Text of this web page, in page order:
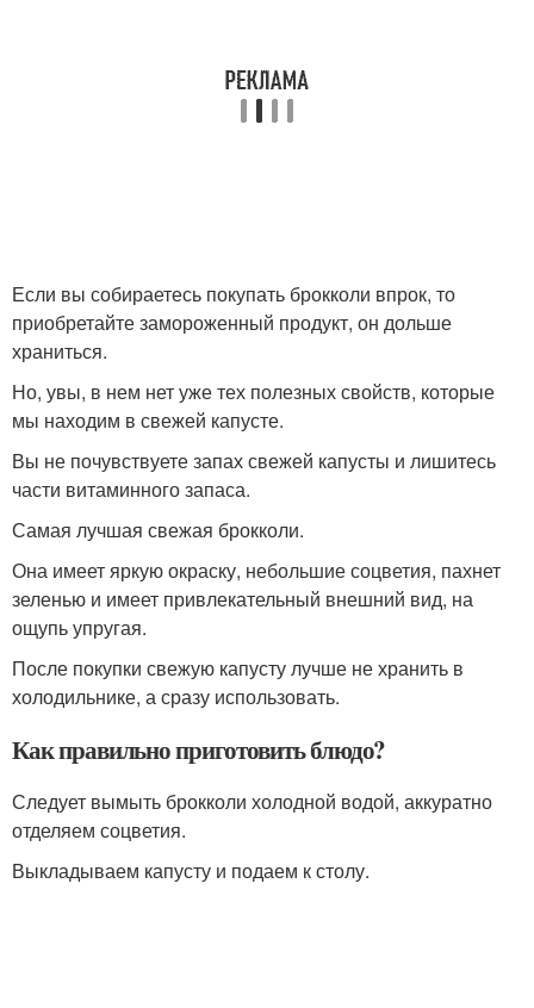
Если вы собираетесь покупать брокколи впрок, то
приобретайте замороженный продукт, он дольше
храниться.
Но, увы, в нем нет уже тех полезных свойств, которые
мы находим в свежей капусте.
Вы не почувствуете запах свежей капусты и лишитесь
части витаминного запаса.
Самая лучшая свежая брокколи.
Она имеет яркую окраску, небольшие соцветия, пахнет
зеленью и имеет привлекательный внешний вид, на
ощупь упругая.
После покупки свежую капусту лучше не хранить в
холодильнике, а сразу использовать.
Как правильно приготовить блюдо?
Следует вымыть брокколи холодной водой, аккуратно
отделяем соцветия.
Выкладываем капусту и подаем к столу.